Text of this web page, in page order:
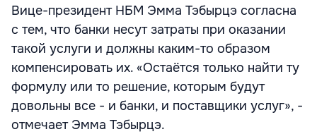
Вице-президент НБМ Эмма Тэбырцэ согласна
с тем, что банки несут затраты при оказании
такой услуги и должны каким-то образом
компенсировать их. «Остаётся только найти ту
формулу или то решение, которым будут
довольны все - и банки, и поставщики услуг», -
отмечает Эмма Тэбырцэ.